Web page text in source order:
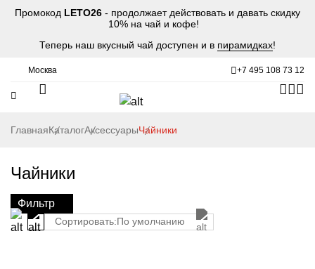
Промокод LETO26 - продолжает действовать и давать скидку
10% на чай и кофе!
Теперь наш вкусный чай доступен и в пирамидках!
+7 495 108 73 12
Москва
ГлавнаяКаталогАксессуарыЧайники
Чайники
Фильтр
Сортировать:По умолчанию